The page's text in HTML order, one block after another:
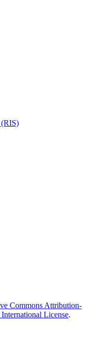
Commons Attribution-
License.